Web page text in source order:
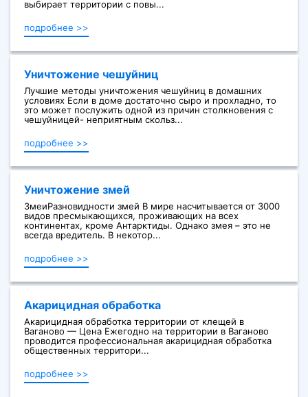
выбирает территории с повы...
подробнее >>
Уничтожение чешуйниц
Лучшие методы уничтожения чешуйниц в домашних
условиях Если в доме достаточно сыро и прохладно, то
это может послужить одной из причин столкновения с
чешуйницей- неприятным скольз...
подробнее >>
Уничтожение змей
ЗмеиРазновидности змей В мире насчитывается от 3000
видов пресмыкающихся, проживающих на всех
континентах, кроме Антарктиды. Однако змея – это не
всегда вредитель. В некотор...
подробнее >>
Акарицидная обработка
Акарицидная обработка территории от клещей в
Ваганово — Цена Ежегодно на территории в Ваганово
проводится профессиональная акарицидная обработка
общественных территори...
подробнее >>